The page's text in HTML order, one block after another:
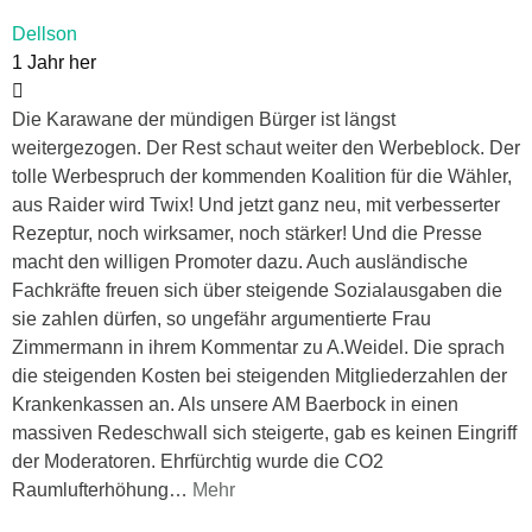
Dellson
1 Jahr her
Die Karawane der mündigen Bürger ist längst
weitergezogen. Der Rest schaut weiter den Werbeblock. Der
tolle Werbespruch der kommenden Koalition für die Wähler,
aus Raider wird Twix! Und jetzt ganz neu, mit verbesserter
Rezeptur, noch wirksamer, noch stärker! Und die Presse
macht den willigen Promoter dazu. Auch ausländische
Fachkräfte freuen sich über steigende Sozialausgaben die
sie zahlen dürfen, so ungefähr argumentierte Frau
Zimmermann in ihrem Kommentar zu A.Weidel. Die sprach
die steigenden Kosten bei steigenden Mitgliederzahlen der
Krankenkassen an. Als unsere AM Baerbock in einen
massiven Redeschwall sich steigerte, gab es keinen Eingriff
der Moderatoren. Ehrfürchtig wurde die CO2
Raumlufterhöhung… Mehr